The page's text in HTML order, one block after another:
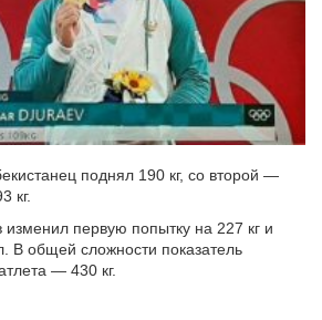
поднял 190 кг, со второй —
кг.
первую попытку на 227 кг и
В общей сложности показатель
— 430 кг.